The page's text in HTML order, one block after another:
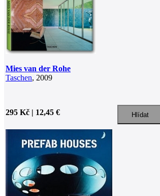
Mies van der Rohe
Taschen, 2009
295 Kč | 12,45 €